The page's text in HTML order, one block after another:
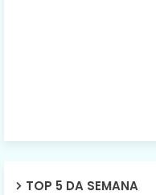
TOP 5 DA SEMANA